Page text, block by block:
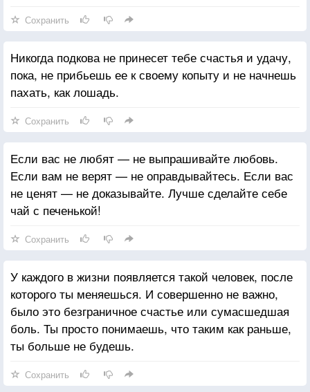
Сохранить
Никогда подкова не принесет тебе счастья и удачу,
пока, не прибьешь ее к своему копыту и не начнешь
пахать, как лошадь.
Сохранить
Если вас не любят — не выпрашивайте любовь.
Если вам не верят — не оправдывайтесь. Если вас
не ценят — не доказывайте. Лучше сделайте себе
чай с печенькой!
Сохранить
У каждого в жизни появляется такой человек, после
которого ты меняешься. И совершенно не важно,
было это безграничное счастье или сумасшедшая
боль. Ты просто понимаешь, что таким как раньше,
ты больше не будешь.
Сохранить